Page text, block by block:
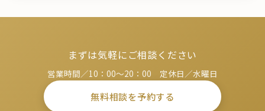
まずは気軽にご相談ください
営業時間／10：00～20：00 定休日／水曜日
無料相談を予約する